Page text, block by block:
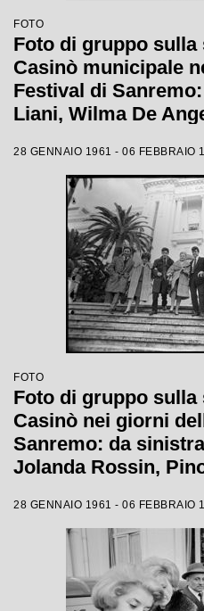
FOTO
Foto di gruppo sulla
Casinò municipale
Festival di
Liani, Wilma De
Mazzetti
28 GENNAIO 1961 - 06 FEBBRAIO
FOTO
Foto di gruppo sulla
Casinò nei giorni
Sanremo: da
Jolanda Rossin,
Renis e Betty Curtis
28 GENNAIO 1961 - 06 FEBBRAIO